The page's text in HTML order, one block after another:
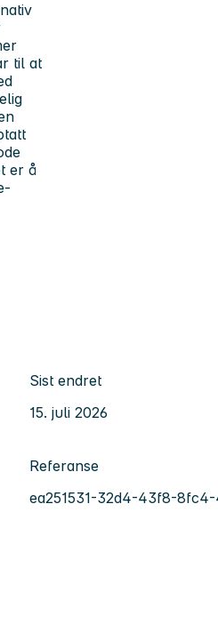
til at
er å
Sist endret
15. juli 2026
Referanse
ea251531-32d4-43f8-